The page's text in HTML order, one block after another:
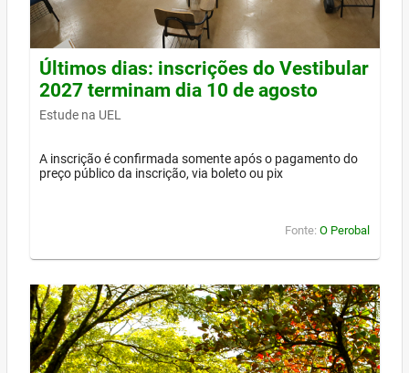
Últimos dias: inscrições do Vestibular
2027 terminam dia 10 de agosto
Estude na UEL
A inscrição é confirmada somente após o pagamento do
preço público da inscrição, via boleto ou pix
Fonte: O Perobal